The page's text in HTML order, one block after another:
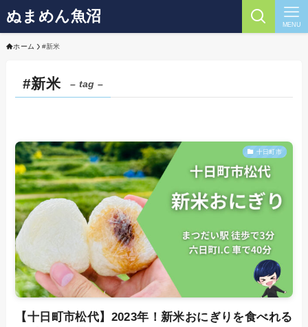
ぬまめん魚沼 MENU
ホーム #新米
#新米 – tag –
十日町市
【十日町市松代】2023年！新米おにぎりを食べれる